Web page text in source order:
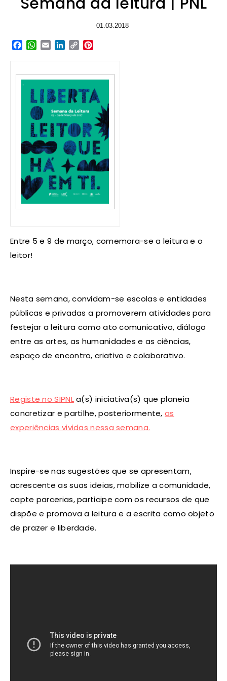
01.03.2018
Facebook
WhatsApp
EmailLinkedIn
Copy
Entre 5 e 9 de março, comemora-se a leitura e o
leitor!
Nesta semana, convidam-se escolas e entidades
públicas e privadas a promoverem atividades para
festejar a leitura como ato comunicativo, diálogo
entre as artes, as humanidades e as ciências,
espaço de encontro, criativo e colaborativo.
Registe no SIPNLa(s) iniciativa(s) que planeia
concretizar e partilhe, posteriormente, as
experiências vividas nessa semana.
Inspire-se nas sugestões que se apresentam,
acrescente as suas ideias, mobilize a comunidade,
capte parcerias, participe com os recursos de que
dispõe e promova a leitura e a escrita como objeto
de prazer e liberdade.